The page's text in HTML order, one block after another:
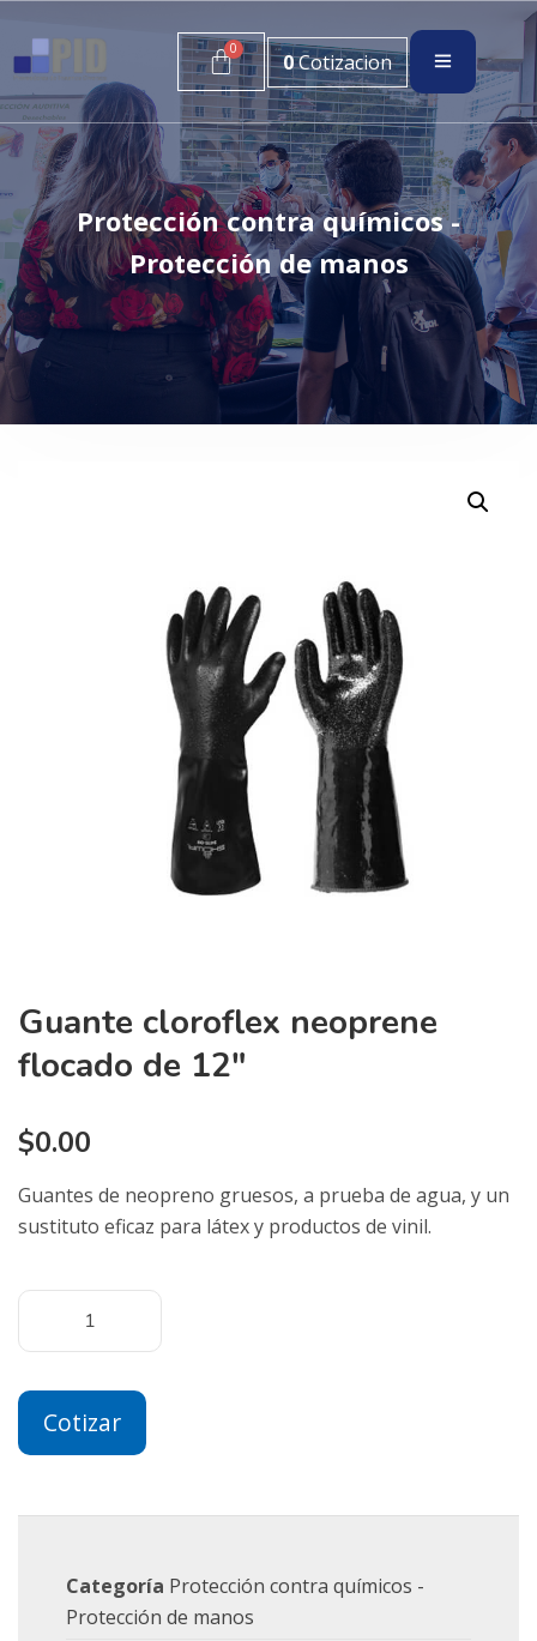
0Cotizacion
Protección contra químicos -
Protección de manos
Guante cloroflex neoprene
flocado de 12″
$0.00
Guantes de neopreno gruesos, a prueba de agua, y un
sustituto eficaz para látex y productos de vinil.
Cotizar
Categoría Protección contra químicos -
Protección de manos